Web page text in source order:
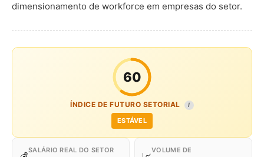
dimensionamento de workforce em empresas do setor.
60
ÍNDICE DE FUTURO SETORIAL I
ESTÁVEL
SALÁRIO REAL DO SETOR VOLUME DE